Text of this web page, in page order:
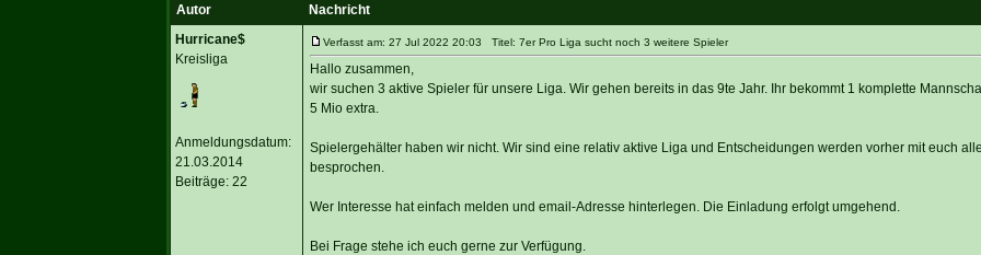
Autor
Nachricht
Hurricane$
Kreisliga
Anmeldungsdatum:
21.03.2014
Beiträge: 22
Verfasst am: 27 Jul 2022 20:03 Titel: 7er Pro Liga sucht noch 3 weitere Spieler
Hallo zusammen,
wir suchen 3 aktive Spieler für unsere Liga. Wir gehen bereits in das 9te Jahr. Ihr bekommt 1 komplette
5 Mio extra.
Spielergehälter haben wir nicht. Wir sind eine relativ aktive Liga und Entscheidungen werden vorher mit euch
besprochen.
Wer Interesse hat einfach melden und email-Adresse hinterlegen. Die Einladung erfolgt umgehend.
Bei Frage stehe ich euch gerne zur Verfügung.